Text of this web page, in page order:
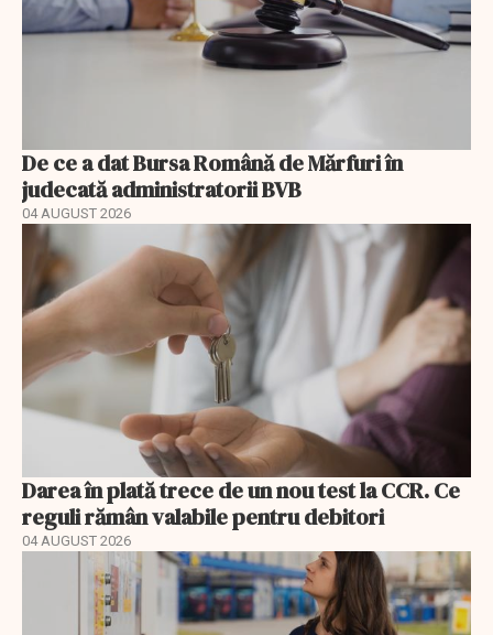
De ce a dat Bursa Română de Mărfuri în
judecată administratorii BVB
04 AUGUST 2026
Darea în plată trece de un nou test la CCR. Ce
reguli rămân valabile pentru debitori
04 AUGUST 2026